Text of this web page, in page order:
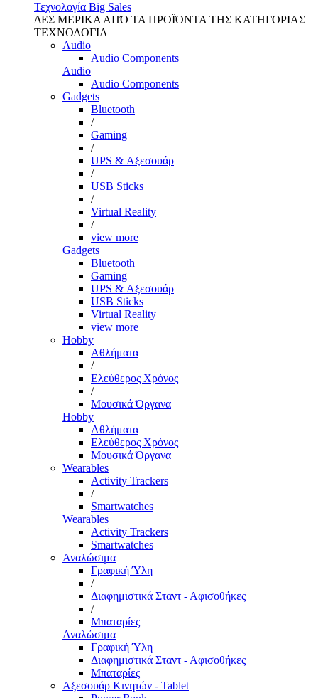
Τεχνολογία Big Sales
ΔΕΣ ΜΕΡΙΚΑ ΑΠΌ ΤΑ ΠΡΟΪΌΝΤΑ ΤΗΣ ΚΑΤΗΓΟΡΙΑΣ
ΤΕΧΝΟΛΟΓΙΑ
Audio
Audio Components
Audio
Audio Components
Gadgets
Bluetooth
/
Gaming
/
UPS & Αξεσουάρ
/
USB Sticks
/
Virtual Reality
/
view more
Gadgets
Bluetooth
Gaming
UPS & Αξεσουάρ
USB Sticks
Virtual Reality
view more
Hobby
Αθλήματα
/
Ελεύθερος Χρόνος
/
Μουσικά Όργανα
Hobby
Αθλήματα
Ελεύθερος Χρόνος
Μουσικά Όργανα
Wearables
Activity Trackers
/
Smartwatches
Wearables
Activity Trackers
Smartwatches
Αναλώσιμα
Γραφική Ύλη
/
Διαφημιστικά Σταντ - Αφισοθήκες
/
Μπαταρίες
Αναλώσιμα
Γραφική Ύλη
Διαφημιστικά Σταντ - Αφισοθήκες
Μπαταρίες
Αξεσουάρ Κινητών - Tablet